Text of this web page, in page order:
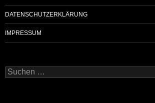
DATENSCHUTZERKLÄRUNG
IMPRESSUM
Suchen
nach: